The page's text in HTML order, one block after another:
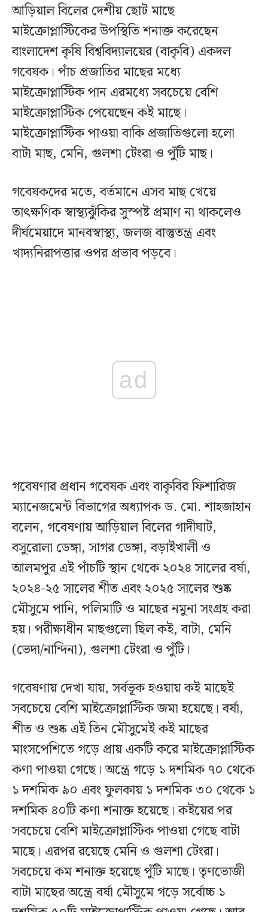
আড়িয়াল বিলের দেশীয় ছোট মাছে
মাইক্রোপ্লাস্টিকের উপস্থিতি শনাক্ত করেছেন
বাংলাদেশ কৃষি বিশ্ববিদ্যালয়ের (বাকৃবি) একদল
গবেষক। পাঁচ প্রজাতির মাছের মধ্যে
মাইক্রোপ্লাস্টিক পান এরমধ্যে সবচেয়ে বেশি
মাইক্রোপ্লাস্টিক পেয়েছেন কই মাছে।
মাইক্রোপ্লাস্টিক পাওয়া বাকি প্রজাতিগুলো হলো
বাটা মাছ, মেনি, গুলশা টেংরা ও পুঁটি মাছ।
গবেষকদের মতে, বর্তমানে এসব মাছ খেয়ে
তাৎক্ষণিক স্বাস্থ্যঝুঁকির সুস্পষ্ট প্রমাণ না থাকলেও
দীর্ঘমেয়াদে মানবস্বাস্থ্য, জলজ বাস্তুতন্ত্র এবং
খাদ্যনিরাপত্তার ওপর প্রভাব পড়বে।
ad
গবেষণার প্রধান গবেষক এবং বাকৃবির ফিশারিজ
ম্যানেজমেন্ট বিভাগের অধ্যাপক ড. মো. শাহজাহান
বলেন, গবেষণায় আড়িয়াল বিলের গাদীঘাট,
বসুরোলা ডেঙ্গা, সাগর ডেঙ্গা, বড়াইখালী ও
আলমপুর এই পাঁচটি স্থান থেকে ২০২৪ সালের বর্ষা,
২০২৪-২৫ সালের শীত এবং ২০২৫ সালের শুষ্ক
মৌসুমে পানি, পলিমাটি ও মাছের নমুনা সংগ্রহ করা
হয়। পরীক্ষাধীন মাছগুলো ছিল কই, বাটা, মেনি
(ভেদা/নান্দিনা), গুলশা টেংরা ও পুঁটি।
গবেষণায় দেখা যায়, সর্বভূক হওয়ায় কই মাছেই
সবচেয়ে বেশি মাইক্রোপ্লাস্টিক জমা হয়েছে। বর্ষা,
শীত ও শুষ্ক এই তিন মৌসুমেই কই মাছের
মাংসপেশিতে গড়ে প্রায় একটি করে মাইক্রোপ্লাস্টিক
কণা পাওয়া গেছে। অন্ত্রে গড়ে ১ দশমিক ৭০ থেকে
১ দশমিক ৯০ এবং ফুলকায় ১ দশমিক ৩০ থেকে ১
দশমিক ৪০টি কণা শনাক্ত হয়েছে। কইয়ের পর
সবচেয়ে বেশি মাইক্রোপ্লাস্টিক পাওয়া গেছে বাটা
মাছে। এরপর রয়েছে মেনি ও গুলশা টেংরা।
সবচেয়ে কম শনাক্ত হয়েছে পুঁটি মাছে। তৃণভোজী
বাটা মাছের অন্ত্রে বর্ষা মৌসুমে গড়ে সর্বোচ্চ ১